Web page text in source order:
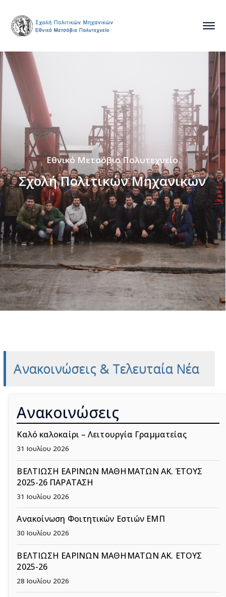
Σχολή Πολιτικών Μηχανικών
Εθνικό Μετσόβιο Πολυτεχνείο
Ανακοινώσεις & Τελευταία Νέα
Ανακοινώσεις
Καλό καλοκαίρι – Λειτουργία Γραμματείας
31 Ιουλίου 2026
ΒΕΛΤΙΩΣΗ ΕΑΡΙΝΩΝ ΜΑΘΗΜΑΤΩΝ ΑΚ. ΈΤΟΥΣ
2025-26 ΠΑΡΑΤΑΣΗ
31 Ιουλίου 2026
Ανακοίνωση Φοιτητικών Εστιών ΕΜΠ
30 Ιουλίου 2026
ΒΕΛΤΙΩΣΗ ΕΑΡΙΝΩΝ ΜΑΘΗΜΑΤΩΝ ΑΚ. ΕΤΟΥΣ
2025-26
28 Ιουλίου 2026